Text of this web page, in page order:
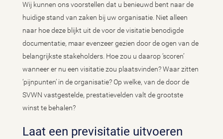
Wij kunnen ons voorstellen dat u benieuwd bent naar de
huidige stand van zaken bij uw organisatie. Niet alleen
naar hoe deze blijkt uit de voor de visitatie benodigde
documentatie, maar evenzeer gezien door de ogen van de
belangrijkste stakeholders. Hoe zou u daarop ‘scoren’
wanneer er nu een visitatie zou plaatsvinden? Waar zitten
‘pijnpunten’ in de organisatie? Op welke, van de door de
SVWN vastgestelde, prestatievelden valt de grootste
winst te behalen?
Laat een previsitatie uitvoeren